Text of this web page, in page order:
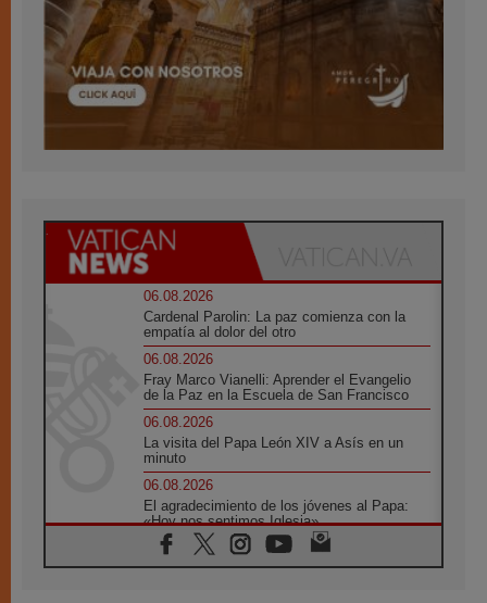
06.08.2026
Cardenal Parolin: La paz comienza con la
empatía al dolor del otro
06.08.2026
Fray Marco Vianelli: Aprender el Evangelio
de la Paz en la Escuela de San Francisco
06.08.2026
La visita del Papa León XIV a Asís en un
minuto
06.08.2026
El agradecimiento de los jóvenes al Papa:
«Hoy nos sentimos Iglesia»
06.08.2026
Líbano: Reanudan los coloquios en Roma en